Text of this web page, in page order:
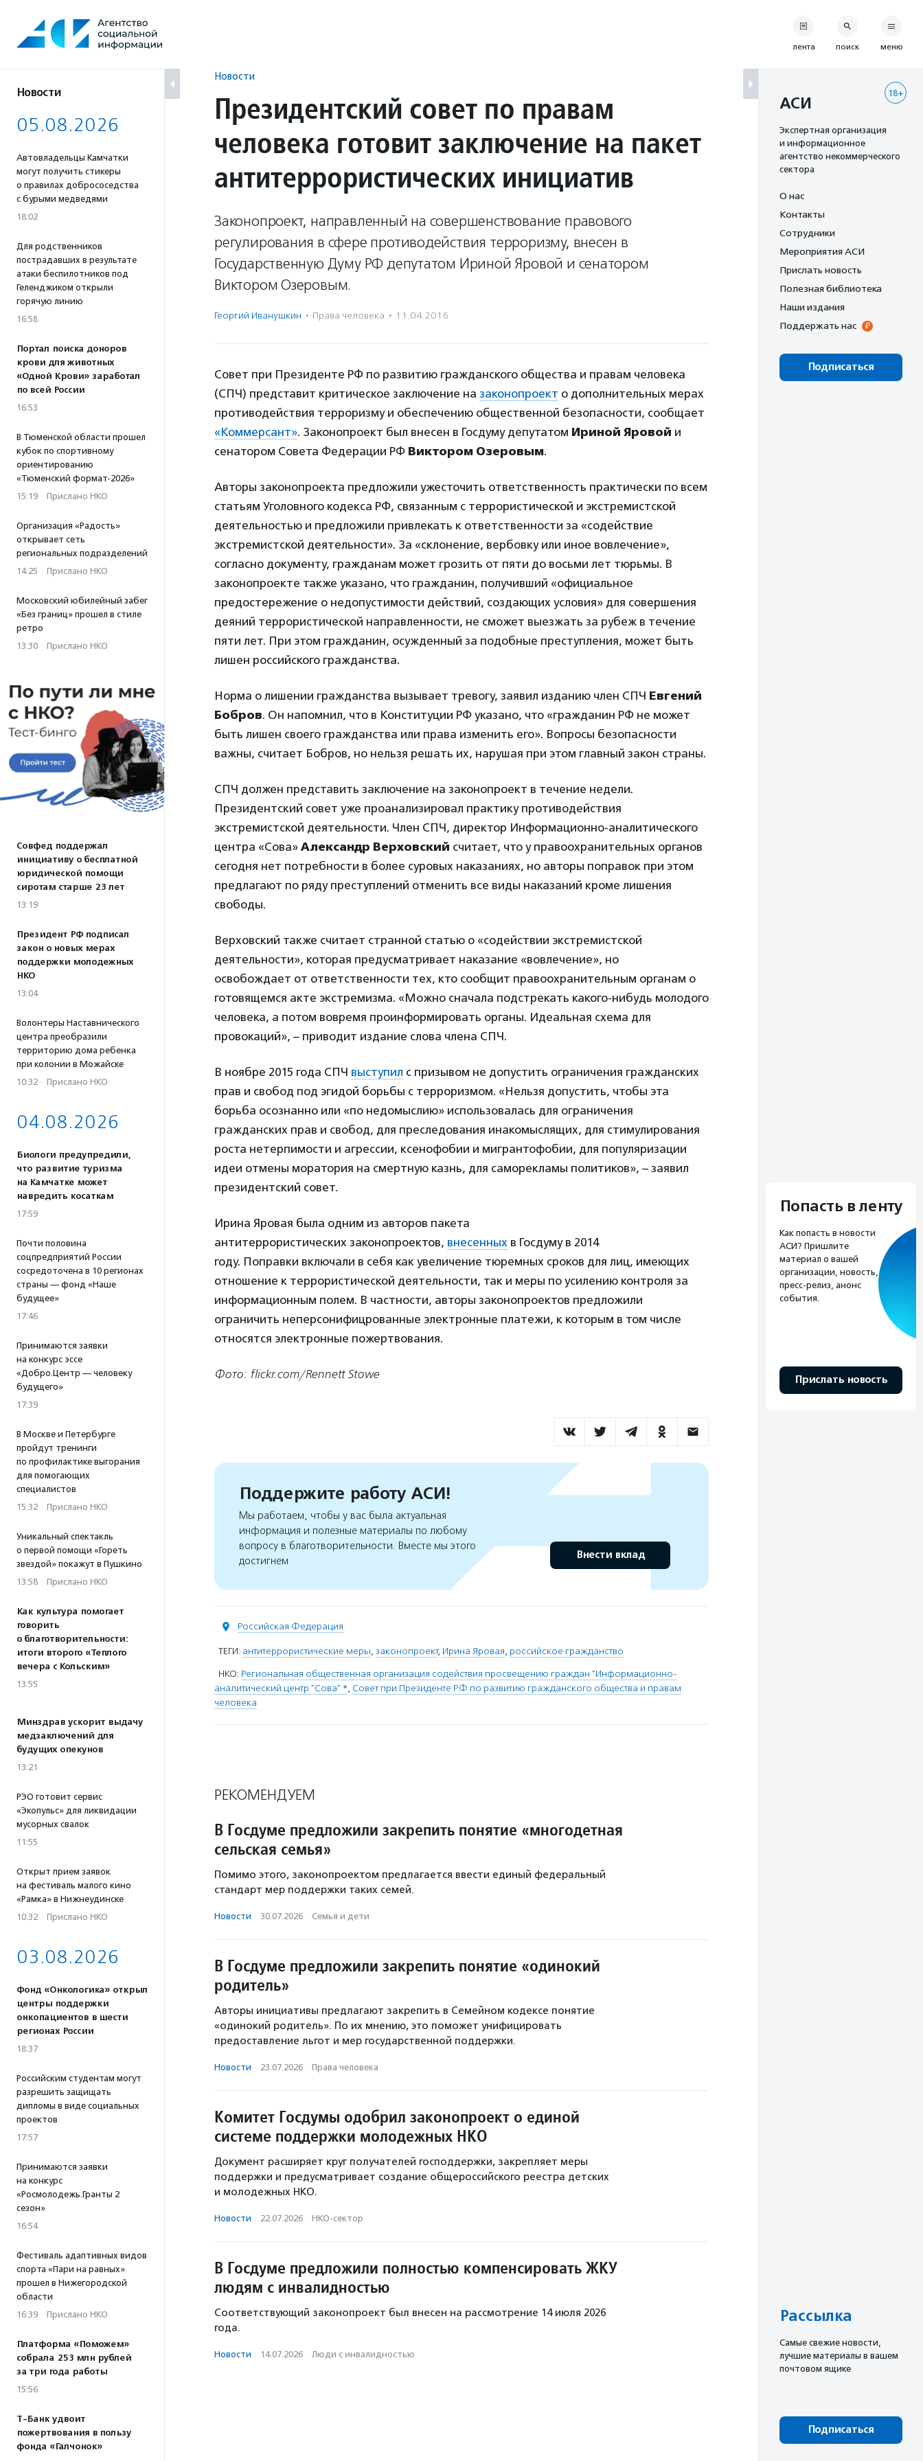
содержанию
Новости
05.08.2026
Автовладельцы Камчатки
могут получить стикеры
о правилах добрососедства
с бурыми медведями
18:02
Для родственников
пострадавших в результате
атаки беспилотников под
Геленджиком открыли
горячую линию
16:58
Портал поиска доноров
крови для животных
«Одной Крови» заработал
по всей России
16:53
В Тюменской области прошел
кубок по спортивному
ориентированию
«Тюменский формат-2026»
15:19 · Прислано НКО
Организация «Радость»
открывает сеть
региональных подразделений
14:25 · Прислано НКО
Московский юбилейный забег
«Без границ» прошел в стиле
ретро
13:30 · Прислано НКО
Совфед поддержал
инициативу о бесплатной
юридической помощи
сиротам старше 23 лет
13:19
Президент РФ подписал
закон о новых мерах
поддержки молодежных
НКО
13:04
Волонтеры Наставнического
центра преобразили
территорию дома ребенка
при колонии в Можайске
10:32 · Прислано НКО
04.08.2026
Биологи предупредили,
что развитие туризма
на Камчатке может
навредить косаткам
17:59
Почти половина
соцпредприятий России
сосредоточена в 10 регионах
страны — фонд «Наше
будущее»
17:46
Принимаются заявки
на конкурс эссе
«Добро.Центр — человеку
будущего»
17:39
В Москве и Петербурге
пройдут тренинги
по профилактике выгорания
для помогающих
специалистов
15:32 · Прислано НКО
Уникальный спектакль
о первой помощи «Гореть
звездой» покажут в Пушкино
13:58 · Прислано НКО
Как культура помогает
говорить
о благотворительности:
итоги второго «Теплого
вечера с Кольским»
13:55
Минздрав ускорит выдачу
медзаключений для
будущих опекунов
13:21
РЭО готовит сервис
«Экопульс» для ликвидации
мусорных свалок
11:55
Открыт прием заявок
на фестиваль малого кино
«Рамка» в Нижнеудинске
10:32 · Прислано НКО
03.08.2026
Фонд «Онкологика» открыл
центры поддержки
онкопациентов в шести
регионах России
18:37
Российским студентам могут
разрешить защищать
дипломы в виде социальных
проектов
17:57
Принимаются заявки
на конкурс
«Росмолодежь.Гранты 2
сезон»
16:54
Фестиваль адаптивных видов
спорта «Пари на равных»
прошел в Нижегородской
области
16:39 · Прислано НКО
Платформа «Поможем»
собрала 253 млн рублей
за три года работы
15:56
Т-Банк удвоит
пожертвования в пользу
фонда «Галчонок»
Новости
Президентский совет по правам
человека готовит заключение на пакет
антитеррористических инициатив
Законопроект, направленный на совершенствование правового
регулирования в сфере противодействия терроризму, внесен в
Государственную Думу РФ депутатом Ириной Яровой и сенатором
Виктором Озеровым.
Георгий Иванушкин · Права человека · 11.04.2016
Совет при Президенте РФ по развитию гражданского общества и правам человека
(СПЧ) представит критическое заключение на законопроект о дополнительных мерах
противодействия терроризму и обеспечению общественной безопасности, сообщает
«Коммерсант». Законопроект был внесен в Госдуму депутатом Ириной Яровой и
сенатором Совета Федерации РФ Виктором Озеровым.
Авторы законопроекта предложили ужесточить ответственность практически по всем
статьям Уголовного кодекса РФ, связанным с террористической и экстремистской
деятельностью и предложили привлекать к ответственности за «содействие
экстремистской деятельности». За «склонение, вербовку или иное вовлечение»,
согласно документу, гражданам может грозить от пяти до восьми лет тюрьмы. В
законопроекте также указано, что гражданин, получивший «официальное
предостережение о недопустимости действий, создающих условия» для совершения
деяний террористической направленности, не сможет выезжать за рубеж в течение
пяти лет. При этом гражданин, осужденный за подобные преступления, может быть
лишен российского гражданства.
Норма о лишении гражданства вызывает тревогу, заявил изданию член СПЧ Евгений
Бобров. Он напомнил, что в Конституции РФ указано, что «гражданин РФ не может
быть лишен своего гражданства или права изменить его». Вопросы безопасности
важны, считает Бобров, но нельзя решать их, нарушая при этом главный закон страны.
СПЧ должен представить заключение на законопроект в течение недели.
Президентский совет уже проанализировал практику противодействия
экстремистской деятельности. Член СПЧ, директор Информационно-аналитического
центра «Сова» Александр Верховский считает, что у правоохранительных органов
сегодня нет потребности в более суровых наказаниях, но авторы поправок при этом
предлагают по ряду преступлений отменить все виды наказаний кроме лишения
свободы.
Верховский также считает странной статью о «содействии экстремистской
деятельности», которая предусматривает наказание «вовлечение», но
освобождает от ответственности тех, кто сообщит правоохранительным органам о
готовящемся акте экстремизма. «Можно сначала подстрекать какого-нибудь молодого
человека, а потом вовремя проинформировать органы. Идеальная схема для
провокаций», – приводит издание слова члена СПЧ.
В ноябре 2015 года СПЧ выступил с призывом не допустить ограничения гражданских
прав и свобод под эгидой борьбы с терроризмом. «Нельзя допустить, чтобы эта
борьба осознанно или «по недомыслию» использовалась для ограничения
гражданских прав и свобод, для преследования инакомыслящих, для стимулирования
роста нетерпимости и агрессии, ксенофобии и мигрантофобии, для популяризации
идеи отмены моратория на смертную казнь, для саморекламы политиков», – заявил
президентский совет.
Ирина Яровая была одним из авторов пакета
антитеррористических законопроектов, внесенных в Госдуму в 2014
году. Поправки включали в себя как увеличение тюремных сроков для лиц, имеющих
отношение к террористической деятельности, так и меры по усилению контроля за
информационным полем. В частности, авторы законопроектов предложили
ограничить неперсонифицрованные электронные платежи, к которым в том числе
относятся электронные пожертвования.
Фото: flickr.com/Rennett Stowe
Поддержите работу АСИ!
Мы работаем, чтобы у вас была актуальная
информация и полезные материалы по любому
вопросу в благотворительности. Вместе мы этого
достигнем
Внести вклад
Российская Федерация
ТЕГИ: антитеррористические меры, законопроект, Ирина Яровая, российское гражданство
НКО: Региональная общественная организация содействия просвещению граждан "Информационно-
аналитический центр "Сова" *, Совет при Президенте РФ по развитию гражданского общества и правам
человека
РЕКОМЕНДУЕМ
В Госдуме предложили закрепить понятие «многодетная
сельская семья»
Помимо этого, законопроектом предлагается ввести единый федеральный
стандарт мер поддержки таких семей.
Новости · 30.07.2026 · Семья и дети
В Госдуме предложили закрепить понятие «одинокий
родитель»
Авторы инициативы предлагают закрепить в Семейном кодексе понятие
«одинокий родитель». По их мнению, это поможет унифицировать
предоставление льгот и мер государственной поддержки.
Новости · 23.07.2026 · Права человека
Комитет Госдумы одобрил законопроект о единой
системе поддержки молодежных НКО
Документ расширяет круг получателей господдержки, закрепляет меры
поддержки и предусматривает создание общероссийского реестра детских
и молодежных НКО.
Новости · 22.07.2026 · НКО-сектор
В Госдуме предложили полностью компенсировать ЖКУ
людям с инвалидностью
Соответствующий законопроект был внесен на рассмотрение 14 июля 2026
года.
Новости · 14.07.2026 · Люди с инвалидностью
лента поиск меню
18+
АСИ
Экспертная организация
и информационное
агентство некоммерческого
сектора
О нас
Контакты
Сотрудники
Мероприятия АСИ
Прислать новость
Полезная библиотека
Наши издания
Поддержать нас
Подписаться
Попасть в ленту
Как попасть в новости
АСИ? Пришлите
материал о вашей
организации, новость,
пресс-релиз, анонс
события.
Прислать новость
Рассылка
Cамые свежие новости,
лучшие материалы в вашем
почтовом ящике
Подписаться